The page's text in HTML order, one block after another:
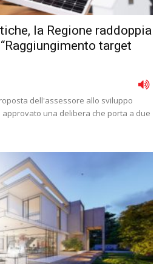
la Regione raddoppia
target
dell'assessore allo sviluppo
approvato una delibera che porta a due